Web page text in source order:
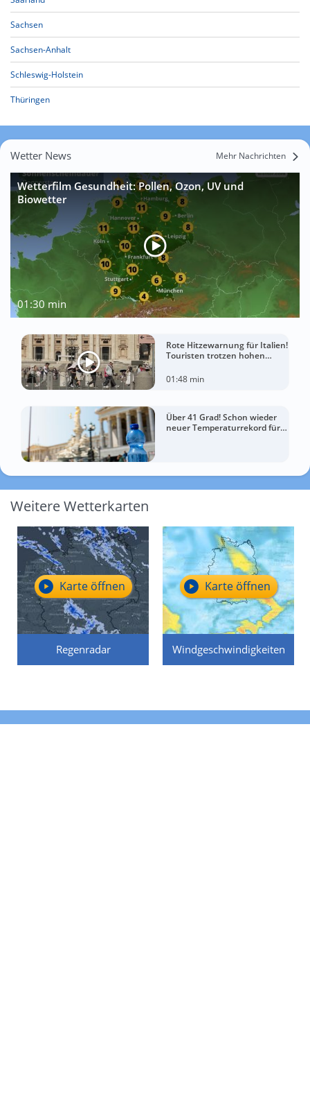
Sachsen
Sachsen-Anhalt
Schleswig-Holstein
Thüringen
Wetter News Mehr Nachrichten
Wetterfilm Gesundheit: Pollen, Ozon, UV und
Biowetter
01:30 min
Rote Hitzewarnung für Italien!
Touristen trotzen hohen
01:48 min
Über 41 Grad! Schon wieder
neuer Temperaturrekord für
Weitere Wetterkarten
Regenradar
Karte öffnen
Windgeschwindigkeiten
Karte öffnen